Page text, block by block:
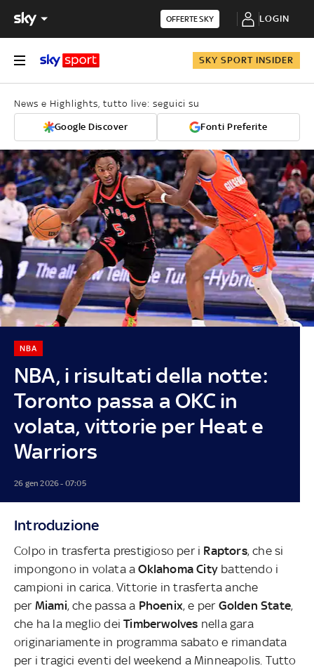
OFFERTE SKY LOGIN
SKY SPORT INSIDER
News e Highlights, tutto live: seguici su
Google Discover Fonti Preferite
NBA, i risultati della notte:
Toronto passa a OKC in
volata, vittorie per Heat e
Warriors
NBA
26 gen 2026 - 07:05
Introduzione
Colpo in trasferta prestigioso per i Raptors, che si
impongono in volata aOklahoma City battendo i
campioni in carica. Vittorie in trasferta anche
per Miami, che passa a Phoenix, e per Golden State,
che ha la meglio deiTimberwolves nella gara
originariamente in programma sabato e rimandata
per i tragici eventi del weekend a Minneapolis. Tutto